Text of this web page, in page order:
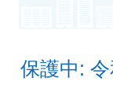
保護中: